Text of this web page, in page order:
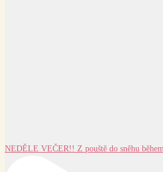
NEDĚLE VEČER!! Z pouště do sněhu